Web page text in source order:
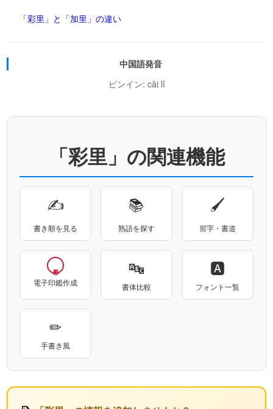
「彩里」と「加里」の違い
中国語発音
ピンイン: cǎi lǐ
「彩里」の関連機能
✍
書き順を見る
📚
熟語を探す
🖌
習字・書道
電子印鑑作成
🔤
書体比較
🅰
フォント一覧
✏
手書き風